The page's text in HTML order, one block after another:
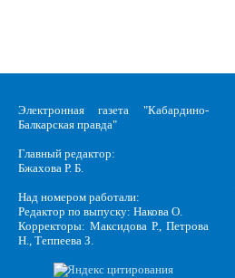
Электронная газета "Кабардино-
Балкарская правда"
Главный редактор:
Бжахова Р. Б.
Над номером работали:
Редактор по выпуску: Накова О.
Корректоры: Максидова Р., Петрова
Н., Теппеева З.